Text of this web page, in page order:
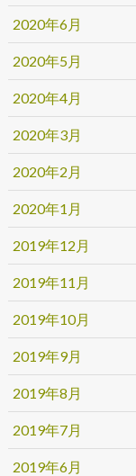
2020年6月
2020年5月
2020年4月
2020年3月
2020年2月
2020年1月
2019年12月
2019年11月
2019年10月
2019年9月
2019年8月
2019年7月
2019年6月